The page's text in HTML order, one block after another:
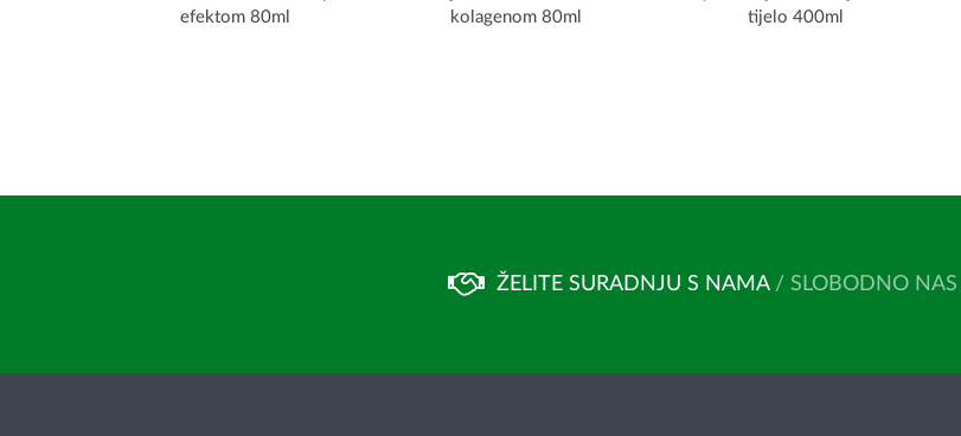
efektom 80ml
kolagenom 80ml
tijelo 400ml
ŽELITE SURADNJU S NAMA / SLOBODNO NAS